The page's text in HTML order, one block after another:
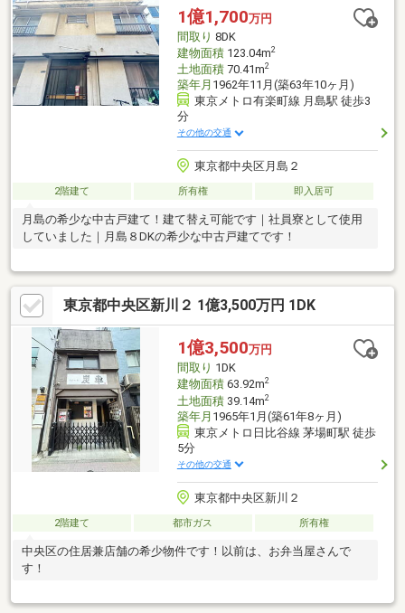
般的な戸建ての域を超えた防犯性能で安心してお過ごしいただけ
ます。
1億1,700万円
間取り 8DK
建物面積123.04m2
土地面積70.41m2
築年月 1962年11月(築63年10ヶ月)
東京メトロ有楽町線 月島駅 徒歩3
分
その他の交通
東京都中央区月島２
2階建て 所有権 即入居可
月島の希少な中古戸建て！建て替え可能です｜社員寮として使用
していました｜月島８DKの希少な中古戸建てです！
東京都中央区新川２ 1億3,500万円 1DK
1億3,500万円
間取り 1DK
建物面積63.92m2
土地面積39.14m2
築年月 1965年1月(築61年8ヶ月)
東京メトロ日比谷線 茅場町駅 徒歩
5分
その他の交通
東京都中央区新川２
2階建て 都市ガス 所有権
中央区の住居兼店舗の希少物件です！以前は、お弁当屋さんで
す！